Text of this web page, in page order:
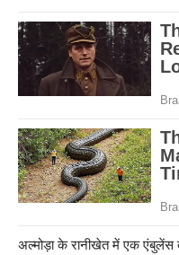
अल्मोड़ा के रानीखेत में एक एंबुलेंस